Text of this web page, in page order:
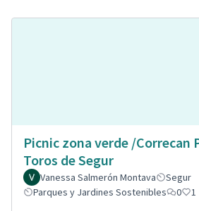
Picnic zona verde /Correcan
Toros de Segur
Vanessa Salmerón Montava
Segur
Parques y Jardines Sostenibles
0 1